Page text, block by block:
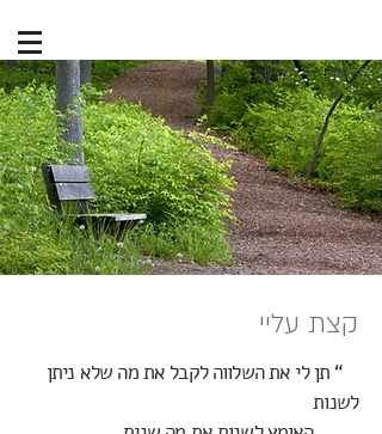
קצת עליי
“ תן לי את השלווה לקבל את מה שלא ניתן
לשנות